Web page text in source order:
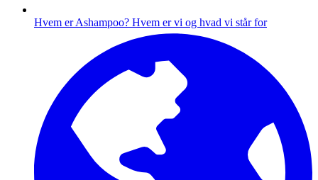
Hvem er Ashampoo? Hvem er vi og hvad vi står for